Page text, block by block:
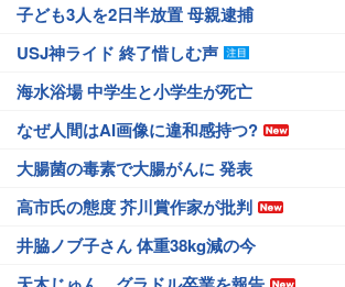
子ども3人を2日半放置 母親逮捕
USJ神ライド 終了惜しむ声
海水浴場 中学生と小学生が死亡
なぜ人間はAI画像に違和感持つ?
大腸菌の毒素で大腸がんに 発表
高市氏の態度 芥川賞作家が批判
井脇ノブ子さん 体重38kg減の今